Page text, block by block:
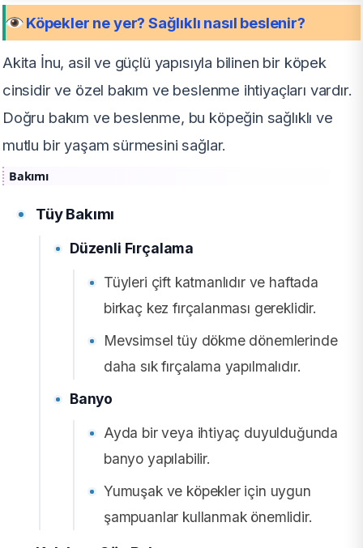
Köpekler ne yer? Sağlıklı nasıl beslenir?
Akita İnu, asil ve güçlü yapısıyla bilinen bir köpek
cinsidir ve özel bakım ve beslenme ihtiyaçları vardır.
Doğru bakım ve beslenme, bu köpeğin sağlıklı ve
mutlu bir yaşam sürmesini sağlar.
Bakımı
Tüy Bakımı
Düzenli Fırçalama
Tüyleri çift katmanlıdır ve haftada
birkaç kez fırçalanması gereklidir.
Mevsimsel tüy dökme dönemlerinde
daha sık fırçalama yapılmalıdır.
Banyo
Ayda bir veya ihtiyaç duyulduğunda
banyo yapılabilir.
Yumuşak ve köpekler için uygun
şampuanlar kullanmak önemlidir.